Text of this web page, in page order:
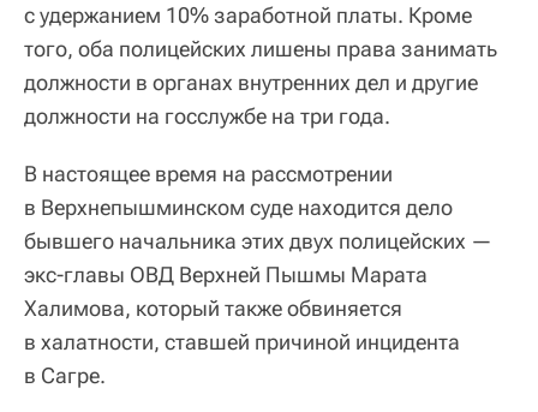
с удержанием 10% заработной платы. Кроме
того, оба полицейских лишены права занимать
должности в органах внутренних дел и другие
должности на госслужбе на три года.
В настоящее время на рассмотрении
в Верхнепышминском суде находится дело
бывшего начальника этих двух полицейских —
экс-главы ОВД Верхней Пышмы Марата
Халимова, который также обвиняется
в халатности, ставшей причиной инцидента
в Сагре.